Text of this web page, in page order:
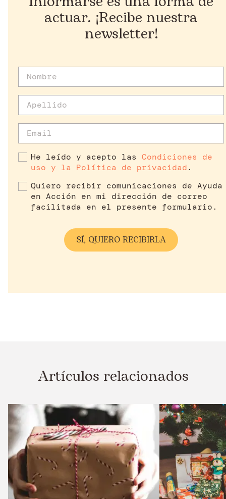
actuar. ¡Recibe nuestra
newsletter!
He leído y acepto las Condiciones de
uso y la Política de privacidad.
Quiero recibir comunicaciones de Ayuda
en Acción en mi dirección de correo
facilitada en el presente formulario.
Artículos relacionados